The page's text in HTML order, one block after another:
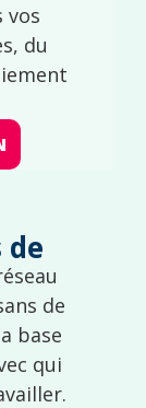
vos
du
de
base
qui